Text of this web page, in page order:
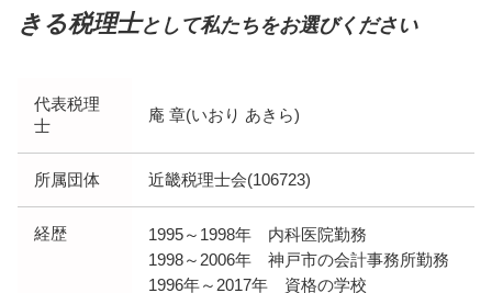
きる税理士として私たちをお選びください
代表税理
士
庵 章(いおり あきら)
所属団体 近畿税理士会(106723)
経歴
1995～1998年 内科医院勤務
1998～2006年 神戸市の会計事務所勤務
1996年～2017年 資格の学校